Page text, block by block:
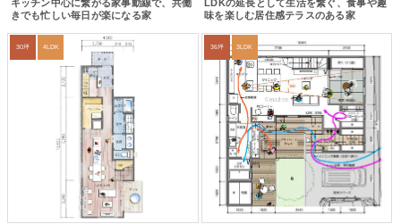
キッチン中心に繋がる家事動線で、共働
きでも忙しい毎日が楽になる家
LDKの延長として生活を繋ぐ、食事や趣
味を楽しむ居住感テラスのある家
30坪 4LDK 36坪 3LDK